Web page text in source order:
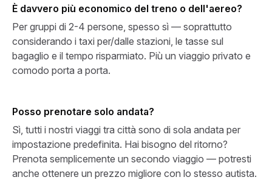
È davvero più economico del treno o dell'aereo?
Per gruppi di 2-4 persone, spesso sì — soprattutto
considerando i taxi per/dalle stazioni, le tasse sul
bagaglio e il tempo risparmiato. Più un viaggio privato e
comodo porta a porta.
Posso prenotare solo andata?
Sì, tutti i nostri viaggi tra città sono di sola andata per
impostazione predefinita. Hai bisogno del ritorno?
Prenota semplicemente un secondo viaggio — potresti
anche ottenere un prezzo migliore con lo stesso autista.